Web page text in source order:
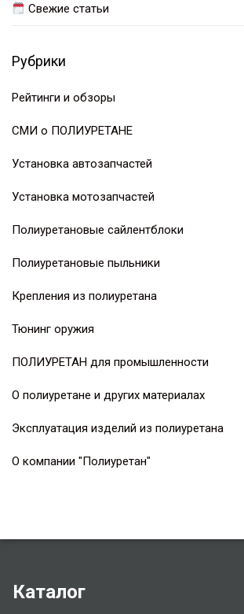
Свежие статьи
Рубрики
Рейтинги и обзоры
СМИ о ПОЛИУРЕТАНЕ
Установка автозапчастей
Установка мотозапчастей
Полиуретановые сайлентблоки
Полиуретановые пыльники
Крепления из полиуретана
Тюнинг оружия
ПОЛИУРЕТАН для промышленности
О полиуретане и других материалах
Эксплуатация изделий из полиуретана
О компании "Полиуретан"
Каталог